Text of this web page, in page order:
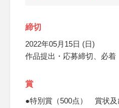
締切
2022年05月15日 (日)
作品提出・応募締切、必着
賞
●特別賞（500点） 賞状及